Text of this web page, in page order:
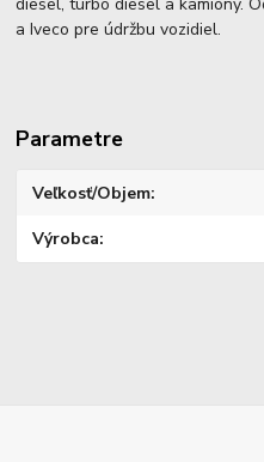
a Iveco pre údržbu vozidiel.
Parametre
Veľkosť/Objem
Výrobca